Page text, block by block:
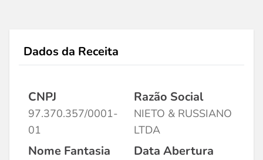
Dados da Receita
CNPJ
97.370.357/0001-
01
Razão Social
NIETO & RUSSIANO
LTDA
Nome Fantasia Data Abertura